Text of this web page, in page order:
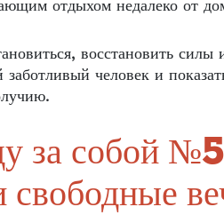
отдыхом недалеко от
восстановить
человек и
за собой